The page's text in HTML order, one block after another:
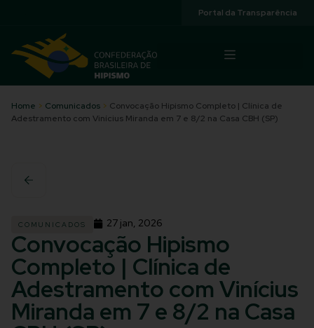
Portal da Transparência
Home > Comunicados > Convocação Hipismo Completo | Clínica de
Adestramento com Vinícius Miranda em 7 e 8/2 na Casa CBH (SP)
COMUNICADOS 27 jan, 2026
Convocação Hipismo
Completo | Clínica de
Adestramento com Vinícius
Miranda em 7 e 8/2 na Casa